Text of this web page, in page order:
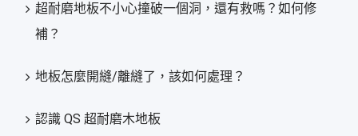
超耐磨地板不小心撞破一個洞，還有救嗎？如何修
補？
地板怎麼開縫/離縫了，該如何處理？
認識 QS 超耐磨木地板